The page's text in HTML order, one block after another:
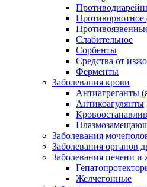
Противорвотное
Слабительное
Сорбенты
Средства от
Ферменты
Заболевания крови
Антиагреганты
Антикоагулянты
Заболевания
Заболевания органов
Заболевания печени и
Желчегонные